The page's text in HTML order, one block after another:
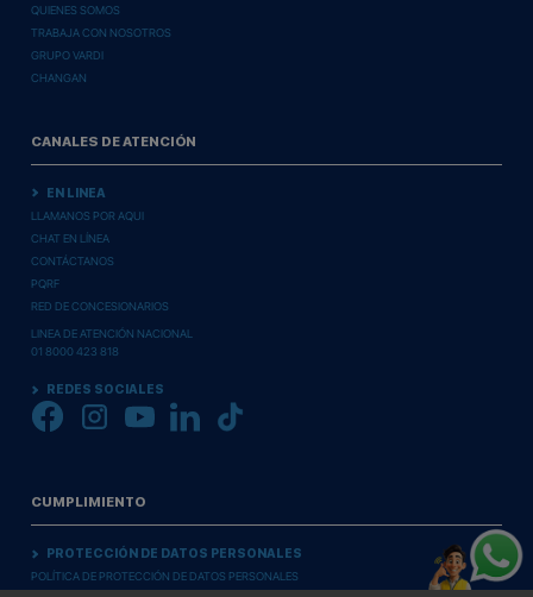
QUIENES SOMOS
TRABAJA CON NOSOTROS
GRUPO VARDI
CHANGAN
CANALES DE ATENCIÓN
EN LINEA
LLAMANOS POR AQUI
CHAT EN LÍNEA
CONTÁCTANOS
PQRF
RED DE CONCESIONARIOS
LINEA DE ATENCIÓN NACIONAL
01 8000 423 818
REDES SOCIALES
CUMPLIMIENTO
PROTECCIÓN DE DATOS PERSONALES
POLÍTICA DE PROTECCIÓN DE DATOS PERSONALES